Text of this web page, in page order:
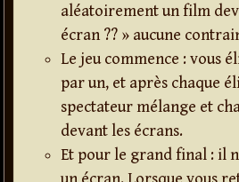
aléatoirement un film
écran ?? » aucune
Le jeu commence : vous
par un, et après chaque
spectateur mélange et
devant les écrans.
Et pour le grand final : il